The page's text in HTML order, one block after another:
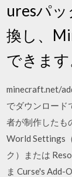
uresパ
換し、
できます
minecraft.net/
でダウンロード
者が制作したも
World Settings
ク）または
ま Curse's Add-